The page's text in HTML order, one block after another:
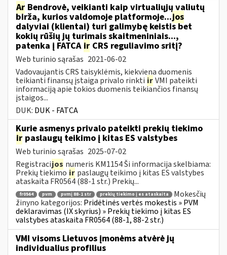
Ar Bendrovė, veikianti kaip virtualiųjų valiutų
birža, kurios valdomoje platformoje...jos
dalyviai (klientai) turi galimybę keistis bet
kokių rūšių jų turimais skaitmeniniais...,
patenka į FATCA ir CRS reguliavimo sritį?
Web turinio sąrašas 2021-06-02
Vadovaujantis CRS taisyklėmis, kiekviena duomenis
teikianti finansų įstaiga privalo rinkti irVMI pateikti
informaciją apie tokios duomenis teikiančios finansų
įstaigos...
DUK: DUK - FATCA
Kurie asmenys privalo pateikti prekių tiekimo
ir paslaugų teikimo į kitas ES valstybes
Web turinio sąrašas 2025-07-02
Registracijos numeris KM1154 Ši informacija skelbiama:
Prekių tiekimo ir paslaugų teikimo į kitas ES valstybes
ataskaita FR0564 (88-1 str.) Prekių...
fr0564 pvm pvmį 88-1 str prekių tiekimo į es ataskaita
Mokesčių
žinyno kategorijos: Pridėtinės vertės mokestis » PVM
deklaravimas (IX skyrius) » Prekių tiekimo į kitas ES
valstybes ataskaita FR0564 (88-1, 88-2 str.)
VMI visoms Lietuvos įmonėms atvėrė jų
individualius profilius